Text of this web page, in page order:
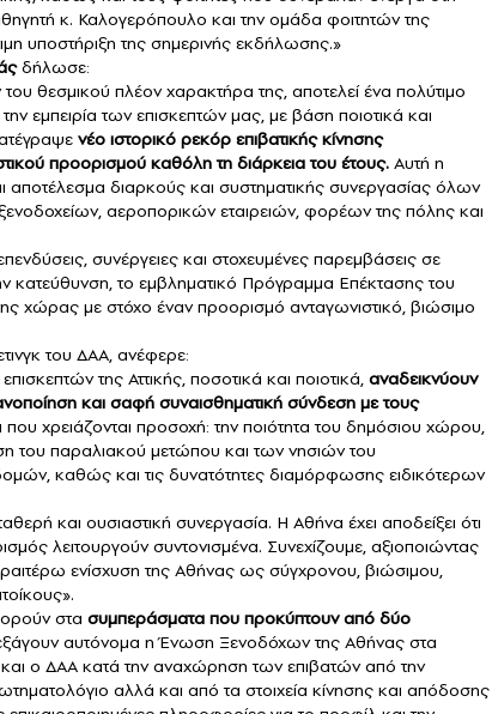
κ. Καλογερόπουλο και την ομάδα φοιτητών της
υποστήριξη της σημερινής εκδήλωσης.»
δήλωσε:
θεσμικού πλέον χαρακτήρα της, αποτελεί ένα πολύτιμο
εμπειρία των επισκεπτών μας, με βάση ποιοτικά και
νέο ιστορικό ρεκόρ επιβατικής κίνησης
προορισμού καθόλη τη διάρκεια του έτους. Αυτή η
αποτέλεσμα διαρκούς και συστηματικής συνεργασίας όλων
αεροπορικών εταιρειών, φορέων της πόλης και
συνέργειες και στοχευμένες παρεμβάσεις σε
κατεύθυνση, το εμβληματικό Πρόγραμμα Επέκτασης του
χώρας με στόχο έναν προορισμό ανταγωνιστικό, βιώσιμο
του ΔΑΑ, ανέφερε:
της Αττικής, ποσοτικά και ποιοτικά, αναδεικνύουν
και σαφή συναισθηματική σύνδεση με τους
που χρειάζονται προσοχή: την ποιότητα του δημόσιου χώρου,
του παραλιακού μετώπου και των νησιών του
καθώς και τις δυνατότητες διαμόρφωσης ειδικότερων
και ουσιαστική συνεργασία. Η Αθήνα έχει αποδείξει ότι
λειτουργούν συντονισμένα. Συνεχίζουμε, αξιοποιώντας
ενίσχυση της Αθήνας ως σύγχρονου, βιώσιμου,
στα συμπεράσματα που προκύπτουν από δύο
αυτόνομα η Ένωση Ξενοδόχων της Αθήνας στα
ο ΔΑΑ κατά την αναχώρηση των επιβατών από την
αλλά και από τα στοιχεία κίνησης και απόδοσης